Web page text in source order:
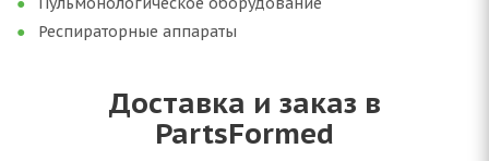
Респираторные аппараты
Доставка и заказ в
PartsFormed